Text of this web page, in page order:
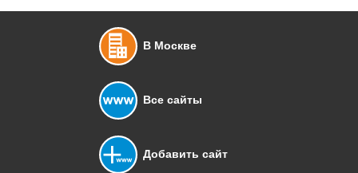
В Москве
Все сайты
Добавить сайт